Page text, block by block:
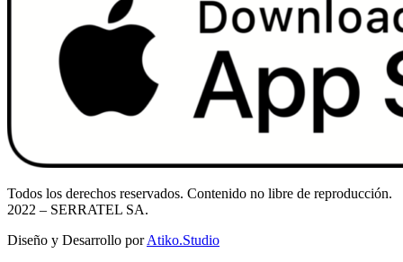
Todos los derechos reservados. Contenido no libre de reproducción.
2022 – SERRATEL SA.
Diseño y Desarrollo porAtiko.Studio